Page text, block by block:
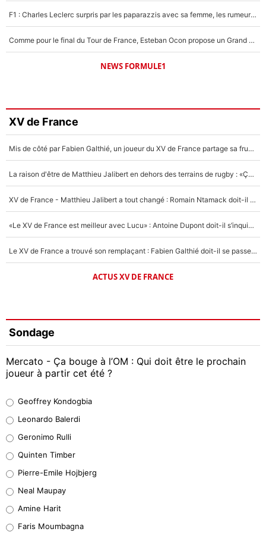
F1 : Charles Leclerc surpris par les paparazzis avec sa femme, les rumeurs étaient vraies !
Comme pour le final du Tour de France, Esteban Ocon propose un Grand Prix de Formule 1 à Paris : «Autour de l’Arc de Triomphe, ce serait génial» !
NEWS FORMULE1
XV de France
Mis de côté par Fabien Galthié, un joueur du XV de France partage sa frustration : «ils ne me l’ont pas dit tout de suite»
La raison d'être de Matthieu Jalibert en dehors des terrains de rugby : «Ça m'atteint autant que si tu touches à un membre de ma famille»
XV de France - Matthieu Jalibert a tout changé : Romain Ntamack doit-il s’inquiéter pour sa place à un an de la Coupe du monde ?
«Le XV de France est meilleur avec Lucu» : Antoine Dupont doit-il s’inquiéter pour sa place ?
Le XV de France a trouvé son remplaçant : Fabien Galthié doit-il se passer d'Antoine Dupont ?
ACTUS XV DE FRANCE
Sondage
Mercato - Ça bouge à l’OM : Qui doit être le prochain
joueur à partir cet été ?
38%
32%
5%
1%
Geoffrey Kondogbia
Leonardo Balerdi
Geronimo Rulli
Quinten Timber
Pierre-Emile Hojbjerg
Neal Maupay
Amine Harit
Faris Moumbagna